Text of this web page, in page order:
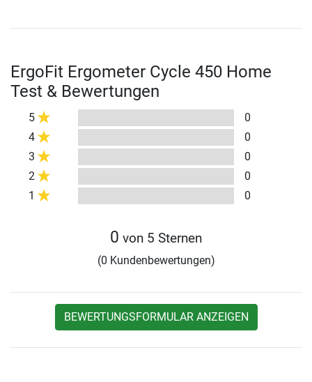
ErgoFit Ergometer Cycle 450 Home
Test & Bewertungen
5
0
4
0
3
0
2
0
1
0
0 von 5 Sternen
(0 Kundenbewertungen)
BEWERTUNGSFORMULAR ANZEIGEN